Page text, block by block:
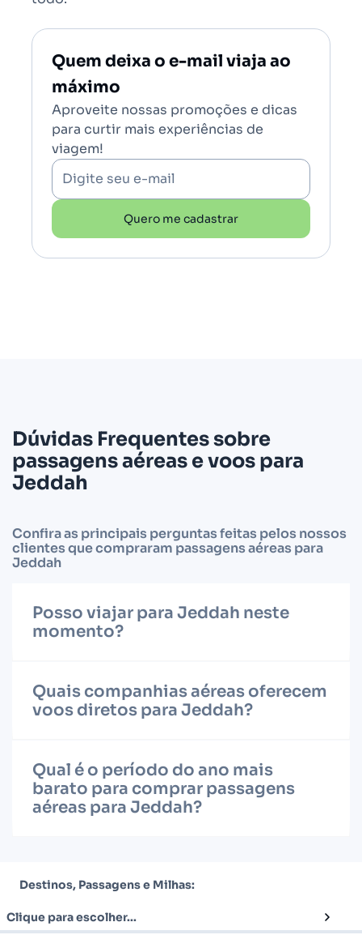
Quem deixa o e-mail viaja ao
máximo
Aproveite nossas promoções e dicas
para curtir mais experiências de
viagem!
Digite seu e-mail
Quero me cadastrar
Dúvidas Frequentes sobre
passagens aéreas e voos para
Jeddah
Confira as principais perguntas feitas pelos nossos
clientes que compraram passagens aéreas para
Jeddah
Posso viajar para Jeddah neste
momento?
Quais companhias aéreas oferecem
voos diretos para Jeddah?
Qual é o período do ano mais
barato para comprar passagens
aéreas para Jeddah?
Destinos, Passagens e Milhas:
Clique para escolher...